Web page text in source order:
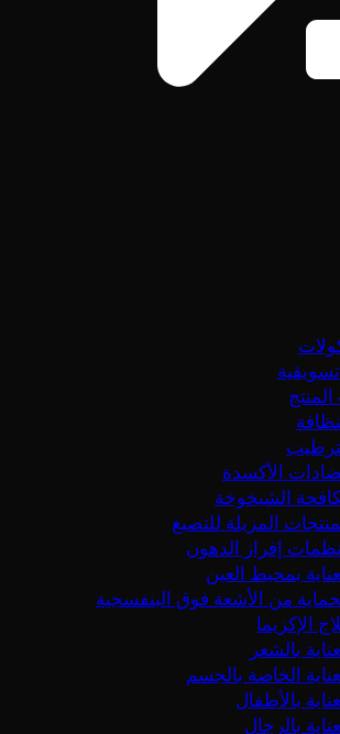
الأكسدة
الشيخوخة
المزيلة للتصبغ
إفراز الدهون
بمحيط العين
من الأشعة فوق البنفسجية
الإكزيما
بالشعر
الخاصة بالجسم
بالأطفال
بالرجال